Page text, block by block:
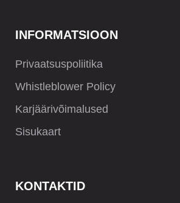
INFORMATSIOON
Privaatsuspoliitika
Whistleblower Policy
Karjäärivõimalused
Sisukaart
KONTAKTID